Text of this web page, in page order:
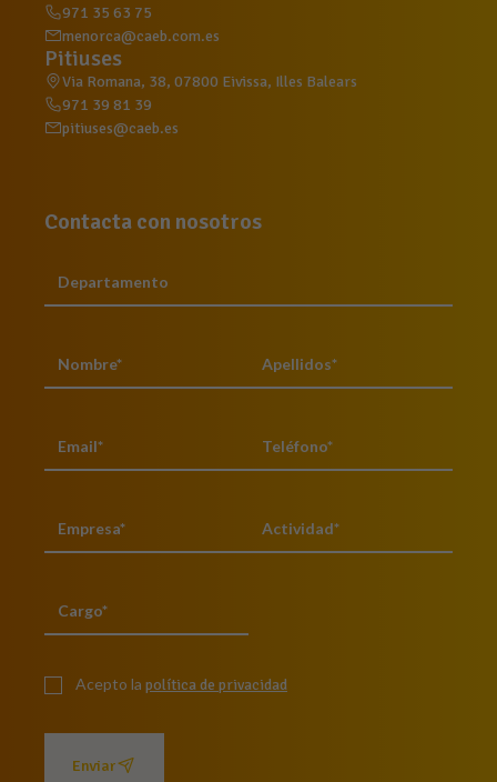
971 35 63 75
menorca@caeb.com.es
Pitiuses
Via Romana, 38, 07800 Eivissa, Illes Balears
971 39 81 39
pitiuses@caeb.es
Contacta con nosotros
Acepto la política de privacidad
Enviar